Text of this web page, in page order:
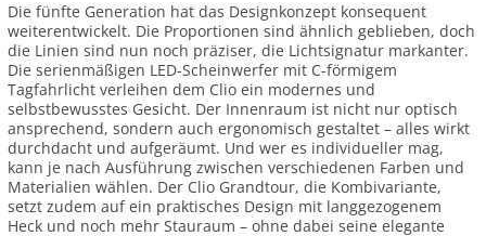
Die fünfte Generation hat das Designkonzept konsequent
weiterentwickelt. Die Proportionen sind ähnlich geblieben, doch
die Linien sind nun noch präziser, die Lichtsignatur markanter.
Die serienmäßigen LED-Scheinwerfer mit C-förmigem
Tagfahrlicht verleihen dem Clio ein modernes und
selbstbewusstes Gesicht. Der Innenraum ist nicht nur optisch
ansprechend, sondern auch ergonomisch gestaltet – alles wirkt
durchdacht und aufgeräumt. Und wer es individueller mag,
kann je nach Ausführung zwischen verschiedenen Farben und
Materialien wählen. Der Clio Grandtour, die Kombivariante,
setzt zudem auf ein praktisches Design mit langgezogenem
Heck und noch mehr Stauraum – ohne dabei seine elegante